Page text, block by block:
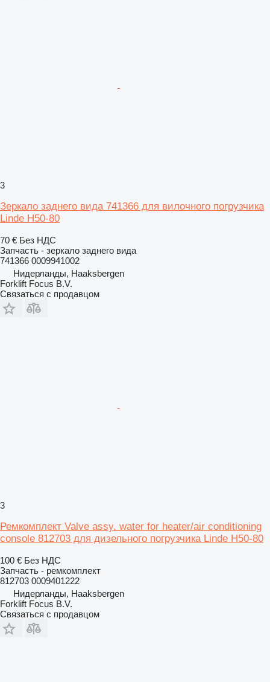
3
Зеркало заднего вида 741366 для вилочного погрузчика
Linde H50-80
70 € Без НДС
Запчасть - зеркало заднего вида
741366 0009941002
Нидерланды, Haaksbergen
Forklift Focus B.V.
Связаться с продавцом
3
Ремкомплект Valve assy. water for heater/air conditioning
console 812703 для дизельного погрузчика Linde H50-80
100 € Без НДС
Запчасть - ремкомплект
812703 0009401222
Нидерланды, Haaksbergen
Forklift Focus B.V.
Связаться с продавцом